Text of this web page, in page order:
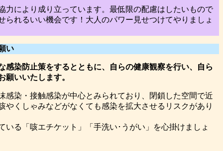
力により成り立っています。最低限の配慮はしたいもので
られるいい機会です！大人のパワー見せつけてやりましょ
い
感染防止策をするとともに、自らの健康観察を行い、自ら
願いいたします。
感染・接触感染が中心とみられており、閉鎖した空間で近
やくしゃみなどがなくても感染を拡大させるリスクがあり
いる「咳エチケット」「手洗い･うがい」を心掛けましょ